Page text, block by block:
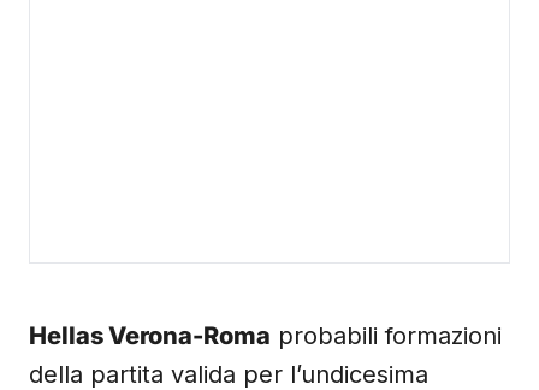
Hellas Verona-Roma probabili formazioni
della partita valida per l’undicesima